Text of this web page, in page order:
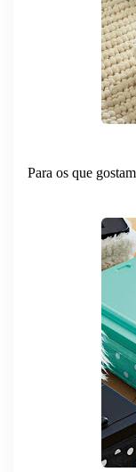
Para os que